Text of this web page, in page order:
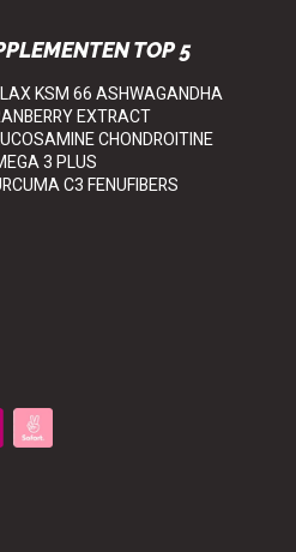
TOP 5
KSM 66 ASHWAGANDHA
EXTRACT
CHONDROITINE
3 PLUS
C3 FENUFIBERS